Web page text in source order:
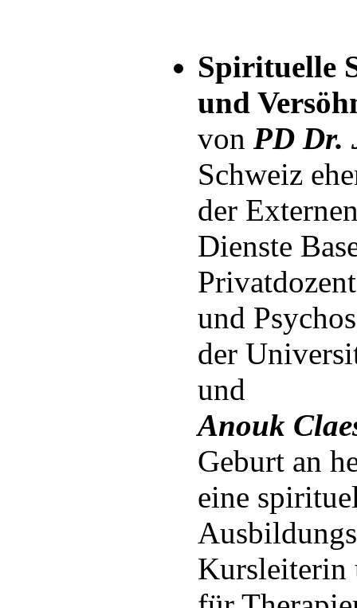
Spirituelle
und
von PD Dr.
Schweiz
der
Dienste
und
der
und
Anouk
Geburt an
eine
Kursleiterin